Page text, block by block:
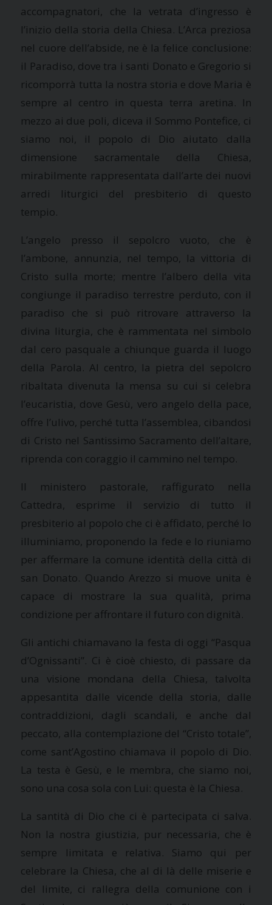
accompagnatori, che la vetrata d’ingresso è
l’inizio della storia della Chiesa. L’Arca preziosa
nel cuore dell’abside, ne è la felice conclusione:
il Paradiso, dove tra i santi Donato e Gregorio si
ricomporrà tutta la nostra storia e dove Maria è
sempre al centro in questa terra aretina. In
mezzo ai due poli, diceva il Sommo Pontefice, ci
siamo noi, il popolo di Dio aiutato dalla
dimensione sacramentale della Chiesa,
mirabilmente rappresentata dall’arte dei nuovi
arredi liturgici del presbiterio di questo
tempio.
L’angelo presso il sepolcro vuoto, che è
l’ambone, annunzia, nel tempo, la vittoria di
Cristo sulla morte; mentre l’albero della vita
congiunge il paradiso terrestre perduto, con il
paradiso che si può ritrovare attraverso la
divina liturgia, che è rammentata nel simbolo
dal cero pasquale a chiunque guarda il luogo
della Parola. Al centro, la pietra del sepolcro
ribaltata divenuta la mensa su cui si celebra
l’eucaristia, dove Gesù, vero angelo della pace,
offre l’ulivo, perché tutta l’assemblea, cibandosi
di Cristo nel Santissimo Sacramento dell’altare,
riprenda con coraggio il cammino nel tempo.
Il ministero pastorale, raffigurato nella
Cattedra, esprime il servizio di tutto il
presbiterio al popolo che ci è affidato, perché lo
illuminiamo, proponendo la fede e lo riuniamo
per affermare la comune identità della città di
san Donato. Quando Arezzo si muove unita è
capace di mostrare la sua qualità, prima
condizione per affrontare il futuro con dignità.
Gli antichi chiamavano la festa di oggi “Pasqua
d’Ognissanti”. Ci è cioè chiesto, di passare da
una visione mondana della Chiesa, talvolta
appesantita dalle vicende della storia, dalle
contraddizioni, dagli scandali, e anche dal
peccato, alla contemplazione del “Cristo totale”,
come sant’Agostino chiamava il popolo di Dio.
La testa è Gesù, e le membra, che siamo noi,
sono una cosa sola con Lui: questa è la Chiesa.
La santità di Dio che ci è partecipata ci salva.
Non la nostra giustizia, pur necessaria, che è
sempre limitata e relativa. Siamo qui per
celebrare la Chiesa, che al di là delle miserie e
del limite, ci rallegra della comunione con i